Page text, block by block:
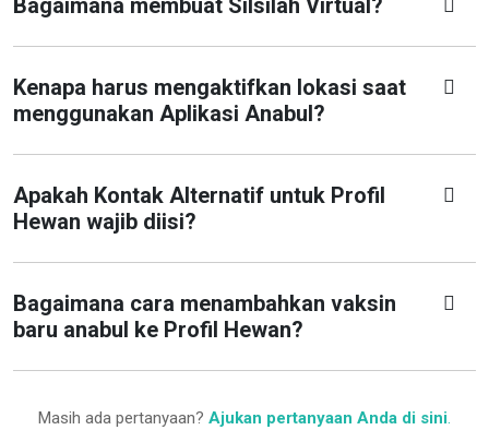
Bagaimana membuat Silsilah Virtual?
Kenapa harus mengaktifkan lokasi saat
menggunakan Aplikasi Anabul?
Apakah Kontak Alternatif untuk Profil
Hewan wajib diisi?
Bagaimana cara menambahkan vaksin
baru anabul ke Profil Hewan?
Masih ada pertanyaan? Ajukan pertanyaan Anda di sini.